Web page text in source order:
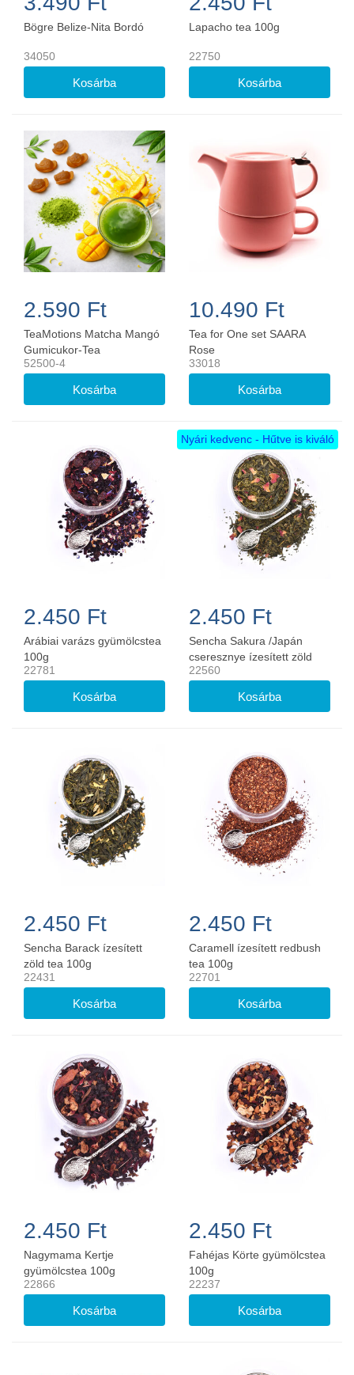
Bögre Belize-Nita Bordó
34050
Lapacho tea 100g
22750
2.590 Ft
TeaMotions Matcha Mangó
Gumicukor-Tea
52500-4
10.490 Ft
Tea for One set SAARA
Rose
33018
2.450 Ft
Arábiai varázs gyümölcstea
100g
22781
Nyári kedvenc - Hűtve is kiváló
2.450 Ft
Sencha Sakura /Japán
cseresznye ízesített zöld
tea 100g
22560
2.450 Ft
Sencha Barack ízesített
zöld tea 100g
22431
2.450 Ft
Caramell ízesített redbush
tea 100g
22701
2.450 Ft
Nagymama Kertje
gyümölcstea 100g
22866
2.450 Ft
Fahéjas Körte gyümölcstea
100g
22237